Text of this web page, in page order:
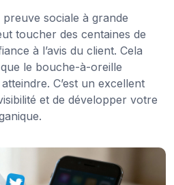
sociale à grande
toucher des centaines de
à l’avis du client. Cela
le bouche-à-oreille
C’est un excellent
et de développer votre